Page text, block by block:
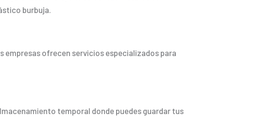
burbuja.
ofrecen servicios especializados para
temporal donde puedes guardar tus